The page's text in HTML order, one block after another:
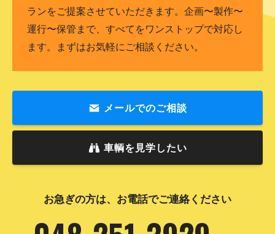
ランをご提案させていただきます。企画〜製作〜
運行〜保管まで、すべてをワンストップで対応し
ます。まずはお気軽にご相談ください。
メールでのご相談
車輌を見学したい
お急ぎの方は、お電話でご連絡ください